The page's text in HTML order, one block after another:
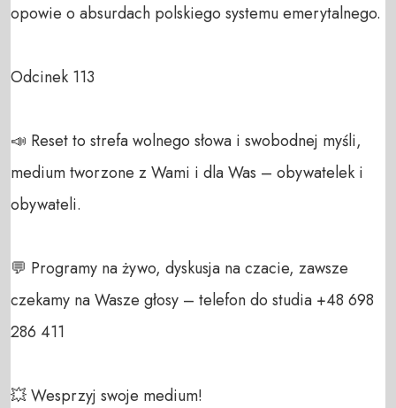
opowie o absurdach polskiego systemu emerytalnego.
Odcinek 113
📣 Reset to strefa wolnego słowa i swobodnej myśli,
medium tworzone z Wami i dla Was – obywatelek i
obywateli.
💬 Programy na żywo, dyskusja na czacie, zawsze
czekamy na Wasze głosy – telefon do studia +48 698
286 411
💥 Wesprzyj swoje medium!